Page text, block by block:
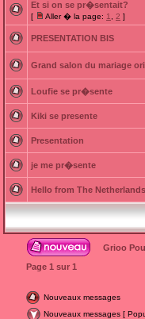
Et si on se pr�sentait?
[ Aller � la page: 1 2 ]
PRESENTATION BIS
Grand salon du mariage
Loufie se pr�sente
Kiki se presente
Presentation
je me pr�sente
Hello from The Netherlands
Grioo
Page 1 sur 1
Nouveaux messages
Nouveaux messages [